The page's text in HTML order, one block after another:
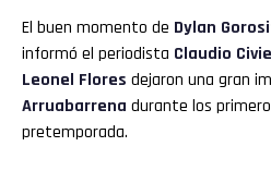
El buen momento de Dylan
informó el periodista Claudio
Leonel Flores dejaron una gran
Arruabarrena durante los
pretemporada.